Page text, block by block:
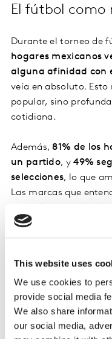
This website uses
We use cookies to
provide social media
We also share
our social media,
El fútbol
Durante el torneo de
hogares mexicanos
alguna afinidad con
veía en absoluto.
popular, sino
cotidiana.
Además,81% de los
un partido, y49%
selecciones, lo que
Las marcas que
emoción.
El torneo de
partidos, más
Será el más largo de
en 39 días , con